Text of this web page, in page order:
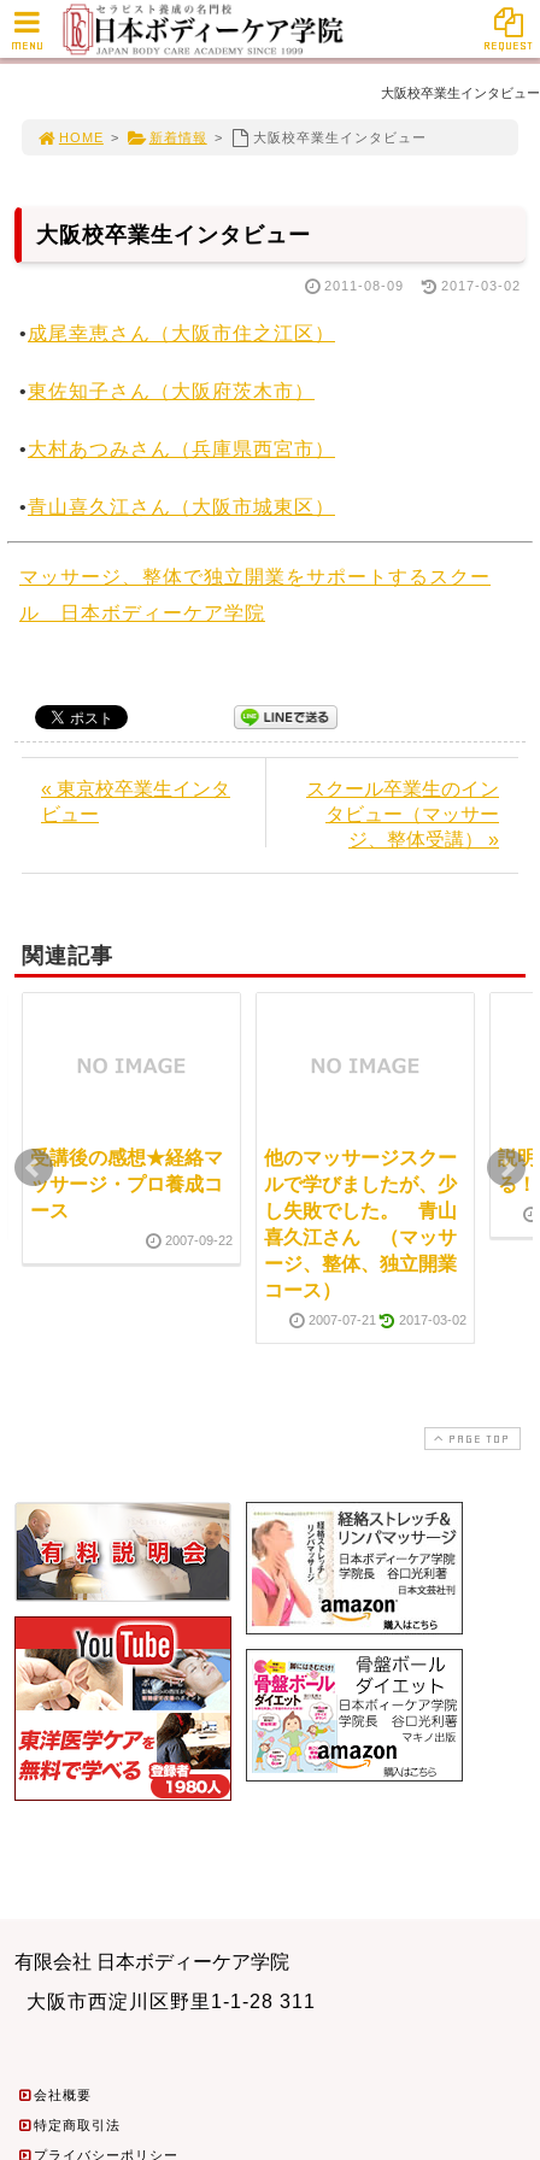
大阪校卒業生インタビュー
HOME > 新着情報 > 大阪校卒業生インタビュー
大阪校卒業生インタビュー
2011-08-09 2017-03-02
• 成尾幸恵さん（大阪市住之江区）
•東佐知子さん（大阪府茨木市）
•大村あつみさん（兵庫県西宮市）
•青山喜久江さん（大阪市城東区）
マッサージ、整体で独立開業をサポートするスクー
ル 日本ボディーケア学院
« 東京校卒業生インタ
ビュー
スクール卒業生のイン
タビュー（マッサー
ジ、整体受講） »
関連記事
受講後の感想★経絡マ
ッサージ・プロ養成コ
ース
2007-09-22
他のマッサージスクー
ルで学びましたが、少
し失敗でした。 青山
喜久江さん （マッサ
ージ、整体、独立開業
コース）
2007-07-21 2017-03-02
説
る！
PAGE TOP
有限会社 日本ボディーケア学院
大阪市西淀川区野里1-1-28 311
会社概要
特定商取引法
プライバシーポリシー
MENU REQUEST